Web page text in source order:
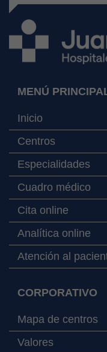
MENÚ
Inicio
Centros
Especialidades
Cuadro médico
Cita online
Analítica online
Atención al
CORPORATIVO
Mapa de centros
Valores